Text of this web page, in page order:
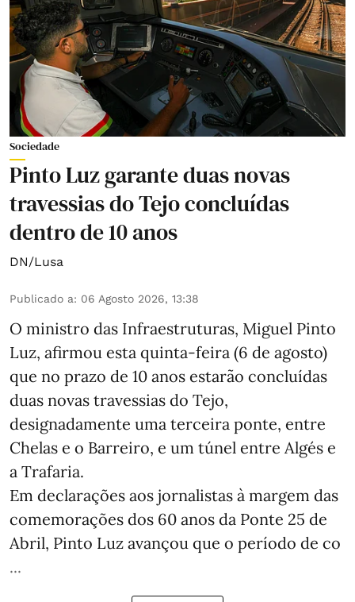
Sociedade
Pinto Luz garante duas novas
travessias do Tejo concluídas
dentro de 10 anos
DN/Lusa
Publicado a: 06 Agosto 2026, 13:38
O ministro das Infraestruturas, Miguel Pinto
Luz, afirmou esta quinta-feira (6 de agosto)
que no prazo de 10 anos estarão concluídas
duas novas travessias do Tejo,
designadamente uma terceira ponte, entre
Chelas e o Barreiro, e um túnel entre Algés e
a Trafaria.
Em declarações aos jornalistas à margem das
comemorações dos 60 anos da Ponte 25 de
Abril, Pinto Luz avançou que o período de co
...